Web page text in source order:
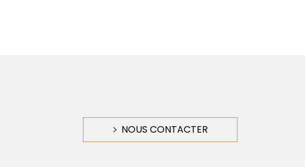
NOUS CONTACTER